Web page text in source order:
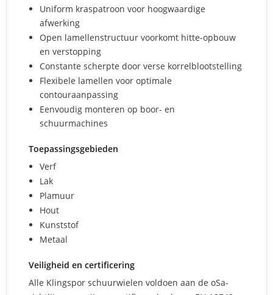
Uniform kraspatroon voor hoogwaardige
afwerking
Open lamellenstructuur voorkomt hitte-opbouw
en verstopping
Constante scherpte door verse korrelblootstelling
Flexibele lamellen voor optimale
contouraanpassing
Eenvoudig monteren op boor- en
schuurmachines
Toepassingsgebieden
Verf
Lak
Plamuur
Hout
Kunststof
Metaal
Veiligheid en certificering
Alle Klingspor schuurwielen voldoen aan de oSa-